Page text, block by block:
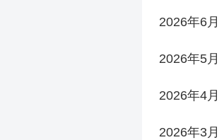
2026年6月
2026年5月
2026年4月
2026年3月